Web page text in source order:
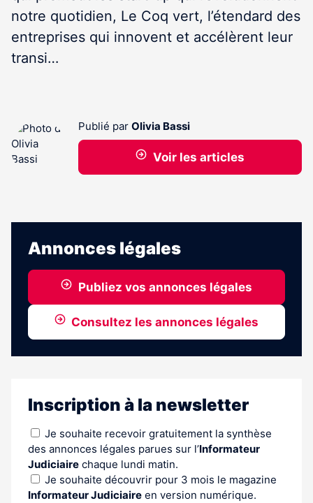
notre quotidien, Le Coq vert, l’étendard des
entreprises qui innovent et accélèrent leur
transi…
Publié par Olivia Bassi
Voir les articles
Annonces légales
Publiez vos annonces légales
Consultez les annonces légales
Inscription à la newsletter
Je souhaite recevoir gratuitement la synthèse
des annonces légales parues sur l’Informateur
Judiciaire chaque lundi matin.
Je souhaite découvrir pour 3 mois le magazine
Informateur Judiciaire en version numérique.